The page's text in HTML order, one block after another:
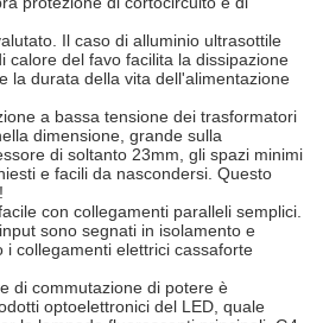
Il caso di alluminio ultrasottile
calore del favo facilita la dissipazione
la durata della vita dell'alimentazione
a bassa tensione dei trasformatori
dimensione, grande sulla
di soltanto 23mm, gli spazi minimi
e facili da nascondersi. Questo
con collegamenti paralleli semplici.
sono segnati in isolamento e
collegamenti elettrici cassaforte
di commutazione di potere è
optoelettronici del LED, quale